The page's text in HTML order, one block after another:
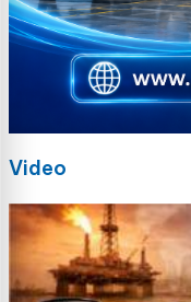
Video